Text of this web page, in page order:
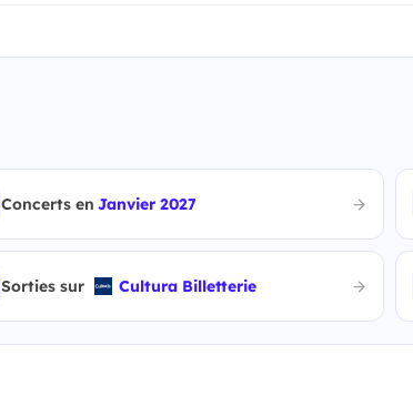
Concerts enJanvier 2027
Sorties sur Cultura Billetterie